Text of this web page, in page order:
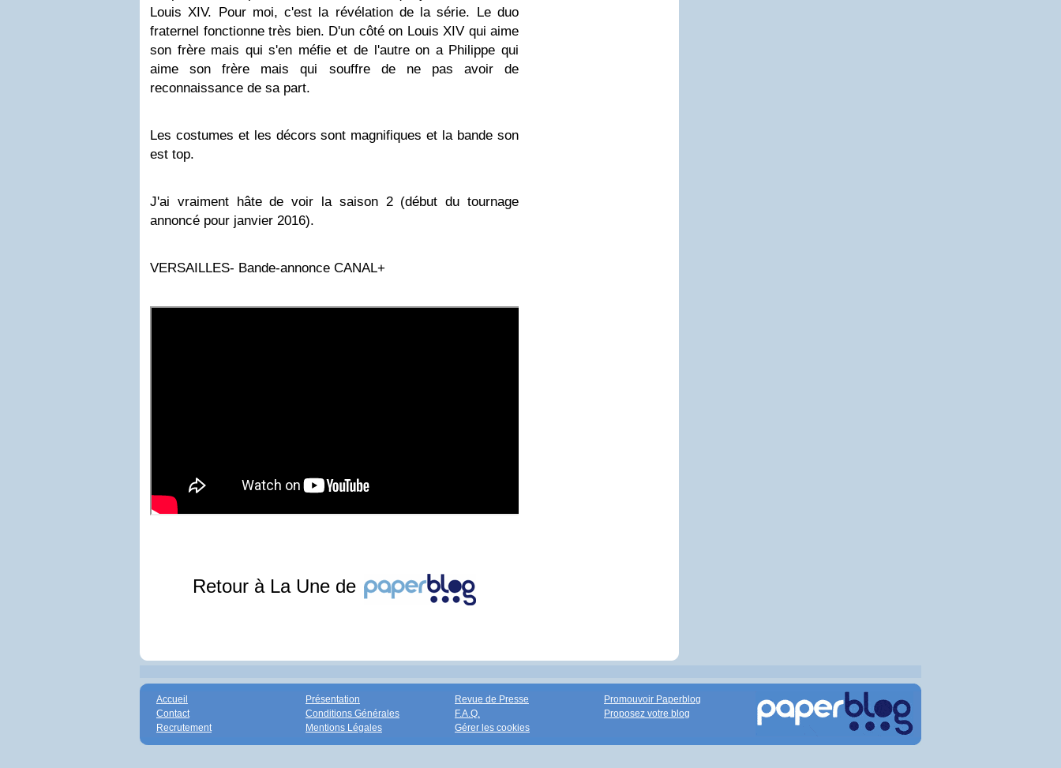
Louis XIV. Pour moi, c'est la révélation de la série. Le duo
fraternel fonctionne très bien. D'un côté on Louis XIV qui aime
son frère mais qui s'en méfie et de l'autre on a Philippe qui
aime son frère mais qui souffre de ne pas avoir de
reconnaissance de sa part.
Les costumes et les décors sont magnifiques et la bande son
est top.
J'ai vraiment hâte de voir la saison 2 (début du tournage
annoncé pour janvier 2016).
VERSAILLES- Bande-annonce CANAL+
Retour à La Une de
Accueil
Contact
Recrutement
Présentation
Conditions Générales
Mentions Légales
Revue de Presse
F.A.Q.
Gérer les cookies
Promouvoir Paperblog
Proposez votre blog